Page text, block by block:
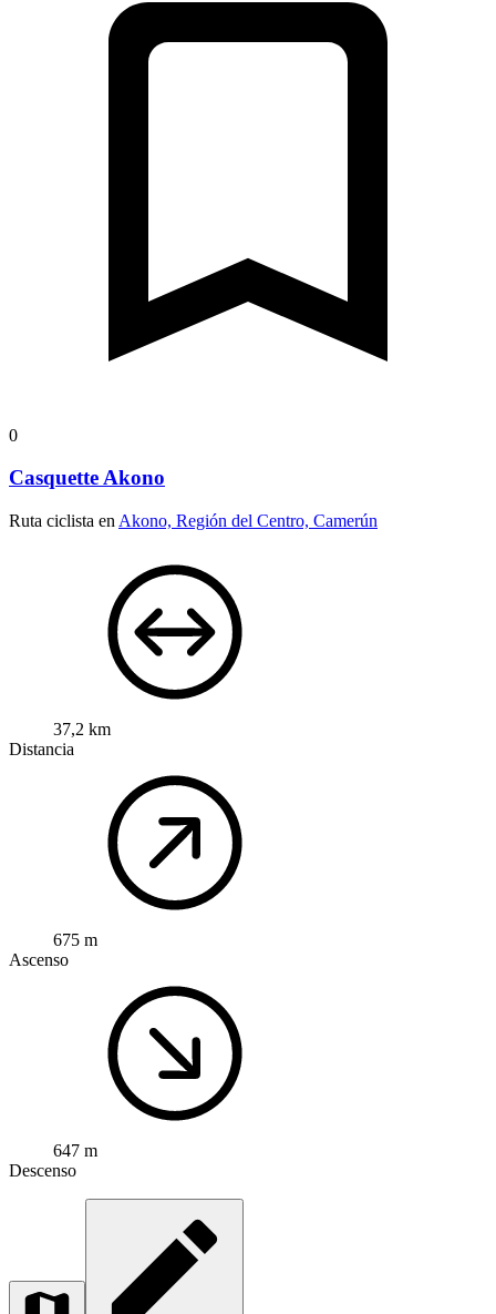
0
Casquette Akono
Ruta ciclista en Akono, Región del Centro, Camerún
37,2 km
Distancia
675 m
Ascenso
647 m
Descenso